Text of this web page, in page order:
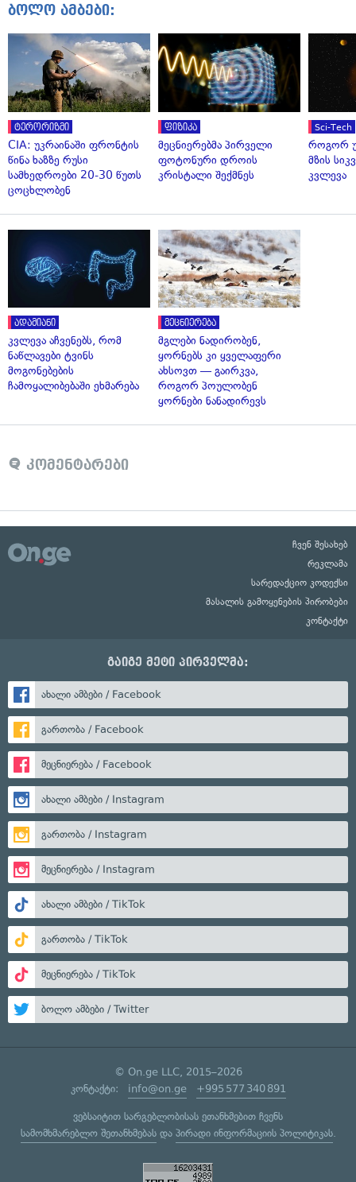
ბოლო ამბები:
ტერორიზმი
CIA: უკრაინაში ფრონტის
წინა ხაზზე რუსი
სამხედროები 20-30 წუთს
ცოცხლობენ
ფიზიკა
მეცნიერებმა პირველი
ფოტონური დროის
კრისტალი შექმნეს
Sci-Tech
როგორ
მზის
კვლევა
ადამიანი
კვლევა აჩვენებს, რომ
ნაწლავები ტვინს
მოგონებების
ჩამოყალიბებაში ეხმარება
მეცნიერება
მგლები ნადირობენ,
ყორნებს კი ყველაფერი
ახსოვთ — გაირკვა,
როგორ პოულობენ
ყორნები ნანადირევს
კომენტარები
ჩვენ შესახებ
რეკლამა
სარედაქციო კოდექსი
მასალის გამოყენების პირობები
კონტაქტი
გაიგე მეტი პირველმა:
ახალი ამბები / Facebook
გართობა / Facebook
მეცნიერება / Facebook
ახალი ამბები / Instagram
გართობა / Instagram
მეცნიერება / Instagram
ახალი ამბები / TikTok
გართობა / TikTok
მეცნიერება / TikTok
ბოლო ამბები / Twitter
© On.ge LLC, 2015–2026
კონტაქტი: info@on.ge +995 577 340 891
ვებსაიტით სარგებლობისას ეთანხმებით ჩვენს
სამომხმარებლო შეთანხმებასდა პირადი ინფორმაციის პოლიტიკას.